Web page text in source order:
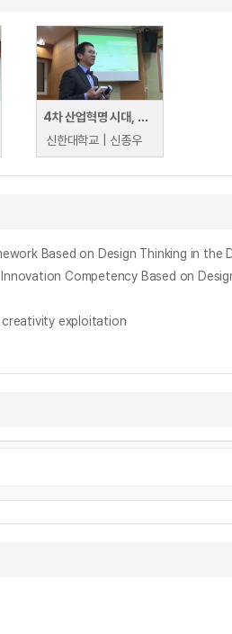
4차 산업혁명 시대, 대학교육의 혁신방안
신한대학교 | 신종우
Based on Design Thinking in the
Innovation Competency Based on
creativity exploitation